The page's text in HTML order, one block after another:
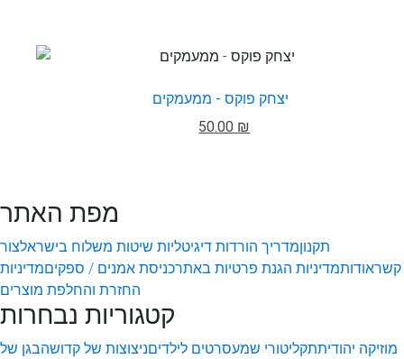
יצחק פוקס - ממעמקים
50.00 ₪
מפת האתר
תקנוןמדריך הורדות דיגיטליות שיטות משלוח בישראלצור
קשראודותמדיניות הגנת פרטיות באתרכניסת אמנים / ספקיםמדיניות
החזרת והחלפת מוצרים
קטגוריות נבחרות
מוזיקה יהודיתתקליטורי שמעסרטים לילדיםניצוצות של קדושהבגן של